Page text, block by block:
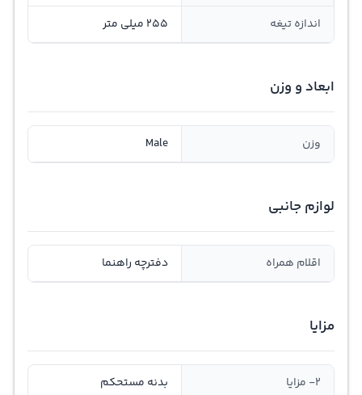
اندازه تیغه 255 میلی متر
ابعاد و وزن
وزن Male
لوازم جانبی
اقلام همراه دفترچه راهنما
مزایا
2- مزایا بدنه مستحکم